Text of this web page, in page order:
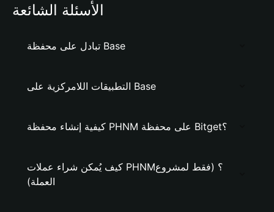
الأسئلة الشائعة
تبادل على محفظة Base
التطبيقات اللامركزية على Base
كيفية إنشاء محفظة PHNM على محفظة Bitget؟
كيف يُمكن شراء عملات PHNM؟ (فقط لمشروع
العملة)